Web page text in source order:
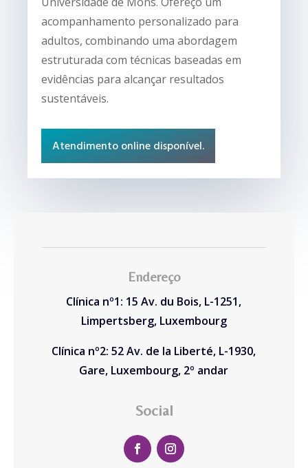
acompanhamento personalizado para
adultos, combinando uma abordagem
estruturada com técnicas baseadas em
evidências para alcançar resultados
sustentáveis.
Atendimento online disponível.
Endereço
Clínica nº1: 15 Av. du Bois, L-1251,
Limpertsberg, Luxembourg
Clínica nº2: 52 Av. de la Liberté, L-1930,
Gare, Luxembourg, 2º andar
Social